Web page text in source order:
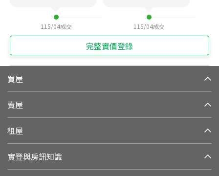
115/04成交 115/04成交
完整實價登錄
買屋
賣屋
租屋
實登與房訊知識